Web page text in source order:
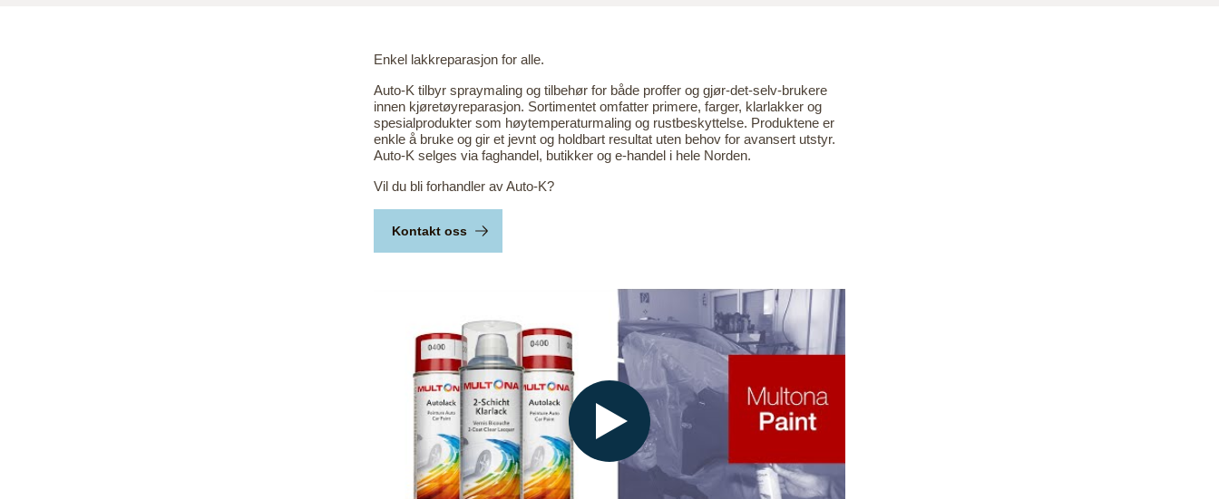
Enkel lakkreparasjon for alle.
Auto-K tilbyr spraymaling og tilbehør for både proffer og gjør-det-selv-brukere
innen kjøretøyreparasjon. Sortimentet omfatter primere, farger, klarlakker og
spesialprodukter som høytemperaturmaling og rustbeskyttelse. Produktene er
enkle å bruke og gir et jevnt og holdbart resultat uten behov for avansert utstyr.
Auto-K selges via faghandel, butikker og e-handel i hele Norden.
Vil du bli forhandler av Auto-K?
Kontakt oss
Play